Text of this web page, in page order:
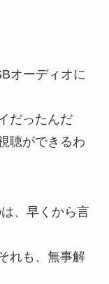
オーディオに
だったんだ
聴ができるわ
、早くから言
れも、無事解